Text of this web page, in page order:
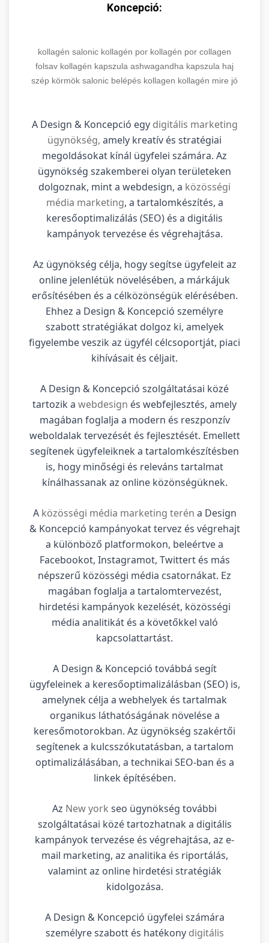
Koncepció:
kollagén salonic kollagén por kollagén por collagen
folsav kollagén kapszula ashwagandha kapszula haj
szép körmök salonic belépés kollagen kollagén mire jó
A Design & Koncepció egy digitális marketing
ügynökség, amely kreatív és stratégiai
megoldásokat kínál ügyfelei számára. Az
ügynökség szakemberei olyan területeken
dolgoznak, mint a webdesign, a közösségi
média marketing, a tartalomkészítés, a
keresőoptimalizálás (SEO) és a digitális
kampányok tervezése és végrehajtása.
Az ügynökség célja, hogy segítse ügyfeleit az
online jelenlétük növelésében, a márkájuk
erősítésében és a célközönségük elérésében.
Ehhez a Design & Koncepció személyre
szabott stratégiákat dolgoz ki, amelyek
figyelembe veszik az ügyfél célcsoportját, piaci
kihívásait és céljait.
A Design & Koncepció szolgáltatásai közé
tartozik a webdesign és webfejlesztés, amely
magában foglalja a modern és reszponzív
weboldalak tervezését és fejlesztését. Emellett
segítenek ügyfeleiknek a tartalomkészítésben
is, hogy minőségi és releváns tartalmat
kínálhassanak az online közönségüknek.
A közösségi média marketing terén a Design
& Koncepció kampányokat tervez és végrehajt
a különböző platformokon, beleértve a
Facebookot, Instagramot, Twittert és más
népszerű közösségi média csatornákat. Ez
magában foglalja a tartalomtervezést,
hirdetési kampányok kezelését, közösségi
média analitikát és a követőkkel való
kapcsolattartást.
A Design & Koncepció továbbá segít
ügyfeleinek a keresőoptimalizálásban (SEO) is,
amelynek célja a webhelyek és tartalmak
organikus láthatóságának növelése a
keresőmotorokban. Az ügynökség szakértői
segítenek a kulcsszókutatásban, a tartalom
optimalizálásában, a technikai SEO-ban és a
linkek építésében.
Az New york seo ügynökség további
szolgáltatásai közé tartozhatnak a digitális
kampányok tervezése és végrehajtása, az e-
mail marketing, az analitika és riportálás,
valamint az online hirdetési stratégiák
kidolgozása.
A Design & Koncepció ügyfelei számára
személyre szabott és hatékony digitális